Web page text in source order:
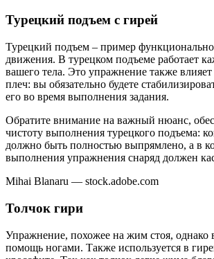
Турецкий подъем с гирей
Турецкий подъем – пример
движения. В турецком подъеме работает
вашего тела. Это упражнение также
плеч: вы обязательно будете
его во время выполнения задания.
Обратите внимание на важный нюанс,
чистоту выполнения турецкого подъема:
должно быть полностью выпрямлено, а в
выполнения упражнения снаряд должен
Mihai Blanaru — stock.adobe.com
Толчок гири
Упражнение, похожее на жим стоя,
помощь ногами. Также используется в